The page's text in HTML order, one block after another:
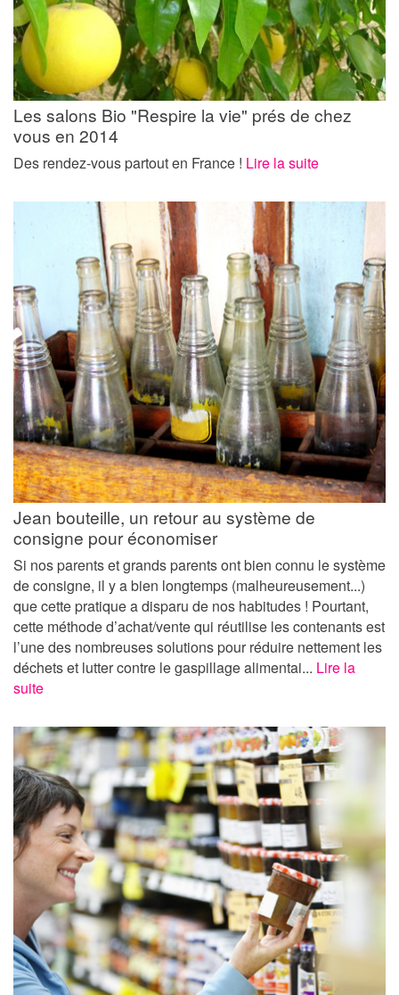
Les salons Bio "Respire la vie" prés de chez
vous en 2014
Des rendez-vous partout en France ! Lire la suite
Jean bouteille, un retour au système de
consigne pour économiser
Si nos parents et grands parents ont bien connu le système
de consigne, il y a bien longtemps (malheureusement...)
que cette pratique a disparu de nos habitudes ! Pourtant,
cette méthode d’achat/vente qui réutilise les contenants est
l’une des nombreuses solutions pour réduire nettement les
déchets et lutter contre le gaspillage alimentai... Lire la
suite